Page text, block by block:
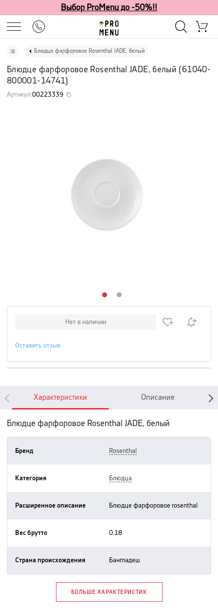
Выбор ProMenu до -50%!!
Блюдце фарфоровое Rosenthal JADE, белый
Блюдце фарфоровое Rosenthal JADE, белый (61040-
800001-14741)
Артикул:00223339
Нет в наличии
Оставить отзыв
Характеристики Описание
Блюдце фарфоровое Rosenthal JADE, белый
Бренд rosenthal
Категория блюдца
Расширенное описание блюдце фарфоровое rosenthal
Вес брутто 0.18
Страна происхождения бангладеш
БОЛЬШЕ ХАРАКТЕРИСТИК